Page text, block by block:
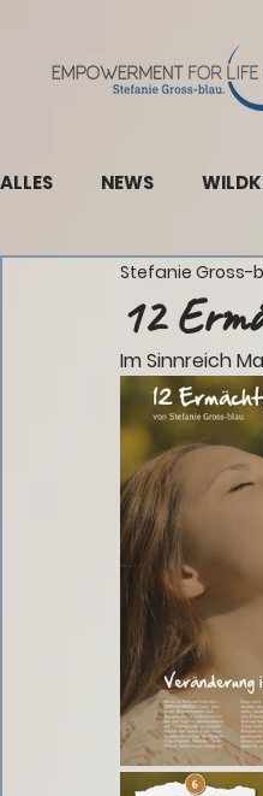
ALLES NEWS
12
Stefanie Gross-
Im Sinnreich